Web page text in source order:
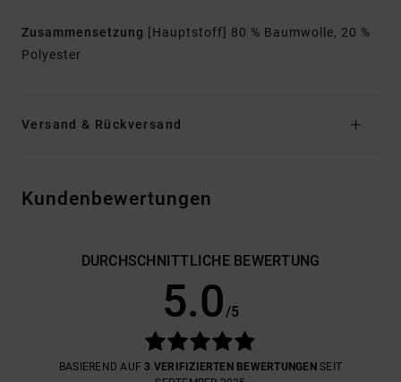
Zusammensetzung [Hauptstoff] 80 % Baumwolle, 20 %
Polyester
Versand & Rückversand
Kundenbewertungen
DURCHSCHNITTLICHE BEWERTUNG
5.0/5
BASIEREND AUF3 VERIFIZIERTEN BEWERTUNGEN SEIT